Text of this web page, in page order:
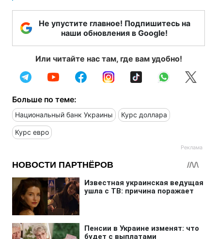
Не упустите главное! Подпишитесь на
наши обновления в Google!
Или читайте нас там, где вам удобно!
Больше по теме:
Национальный банк Украины Курс доллара
Курс евро